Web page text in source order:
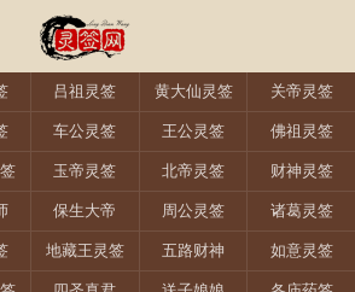
吕祖灵签 黄大仙灵签 关帝灵签
车公灵签 王公灵签 佛祖灵签
玉帝灵签 北帝灵签 财神灵签
保生大帝 周公灵签 诸葛灵签
地藏王灵签 五路财神 如意灵签